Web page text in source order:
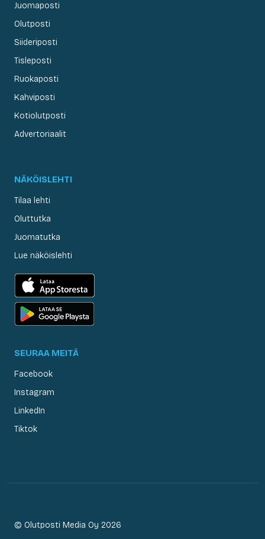
Juomaposti
Olutposti
Siideriposti
Tisleposti
Ruokaposti
Kahviposti
Kotiolutposti
Advertoriaalit
NÄKÖISLEHTI
Tilaa lehti
Oluttutka
Juomatutka
Lue näköislehti
SEURAA MEITÄ
Facebook
Instagram
LinkedIn
Tiktok
© Olutposti Media Oy 2026